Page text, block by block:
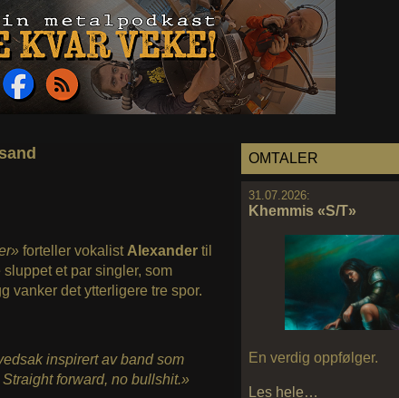
OMTALER
31.07.2026:
Khemmis «S/T»
En verdig oppfølger.
Les hele…
forteller vokalist Alexander til
et par singler, som
vanker det ytterligere tre spor.
inspirert av band som
Straight forward, no bullshit.»